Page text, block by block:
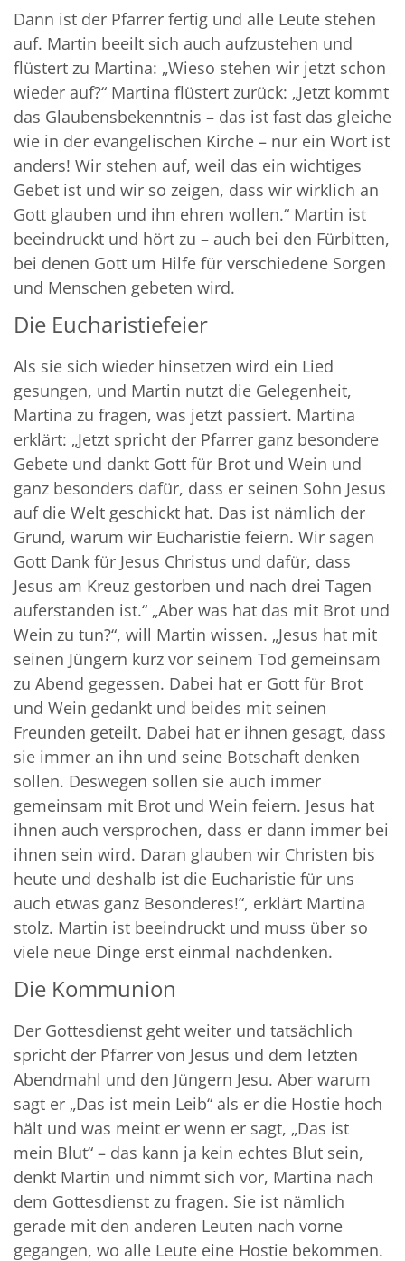
Dann ist der Pfarrer fertig und alle Leute stehen
auf. Martin beeilt sich auch aufzustehen und
flüstert zu Martina: „Wieso stehen wir jetzt schon
wieder auf?“ Martina flüstert zurück: „Jetzt kommt
das Glaubensbekenntnis – das ist fast das gleiche
wie in der evangelischen Kirche – nur ein Wort ist
anders! Wir stehen auf, weil das ein wichtiges
Gebet ist und wir so zeigen, dass wir wirklich an
Gott glauben und ihn ehren wollen.“ Martin ist
beeindruckt und hört zu – auch bei den Fürbitten,
bei denen Gott um Hilfe für verschiedene Sorgen
und Menschen gebeten wird.
Die Eucharistiefeier
Als sie sich wieder hinsetzen wird ein Lied
gesungen, und Martin nutzt die Gelegenheit,
Martina zu fragen, was jetzt passiert. Martina
erklärt: „Jetzt spricht der Pfarrer ganz besondere
Gebete und dankt Gott für Brot und Wein und
ganz besonders dafür, dass er seinen Sohn Jesus
auf die Welt geschickt hat. Das ist nämlich der
Grund, warum wir Eucharistie feiern. Wir sagen
Gott Dank für Jesus Christus und dafür, dass
Jesus am Kreuz gestorben und nach drei Tagen
auferstanden ist.“ „Aber was hat das mit Brot und
Wein zu tun?“, will Martin wissen. „Jesus hat mit
seinen Jüngern kurz vor seinem Tod gemeinsam
zu Abend gegessen. Dabei hat er Gott für Brot
und Wein gedankt und beides mit seinen
Freunden geteilt. Dabei hat er ihnen gesagt, dass
sie immer an ihn und seine Botschaft denken
sollen. Deswegen sollen sie auch immer
gemeinsam mit Brot und Wein feiern. Jesus hat
ihnen auch versprochen, dass er dann immer bei
ihnen sein wird. Daran glauben wir Christen bis
heute und deshalb ist die Eucharistie für uns
auch etwas ganz Besonderes!“, erklärt Martina
stolz. Martin ist beeindruckt und muss über so
viele neue Dinge erst einmal nachdenken.
Die Kommunion
Der Gottesdienst geht weiter und tatsächlich
spricht der Pfarrer von Jesus und dem letzten
Abendmahl und den Jüngern Jesu. Aber warum
sagt er „Das ist mein Leib“ als er die Hostie hoch
hält und was meint er wenn er sagt, „Das ist
mein Blut“ – das kann ja kein echtes Blut sein,
denkt Martin und nimmt sich vor, Martina nach
dem Gottesdienst zu fragen. Sie ist nämlich
gerade mit den anderen Leuten nach vorne
gegangen, wo alle Leute eine Hostie bekommen.